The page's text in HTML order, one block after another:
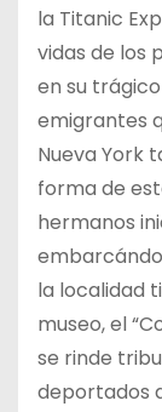
la Titanic
vidas de los
en su
emigrantes
Nueva York
forma de
hermanos
la localidad
museo, el
se rinde
deportados